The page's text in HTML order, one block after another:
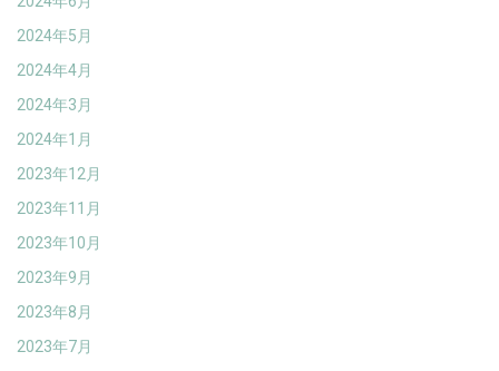
2024年5月
2024年4月
2024年3月
2024年1月
2023年12月
2023年11月
2023年10月
2023年9月
2023年8月
2023年7月